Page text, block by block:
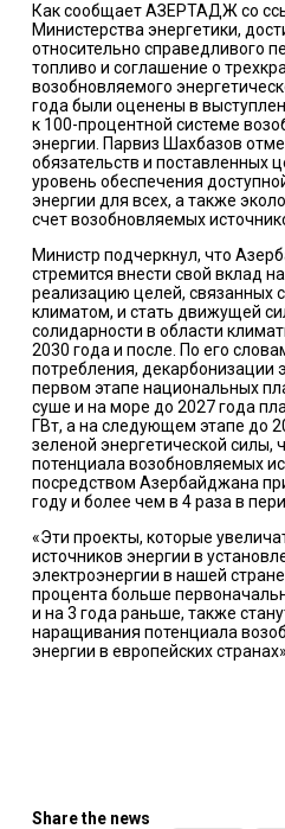
Как сообщает АЗЕРТАДЖ со
Министерства энергетики,
относительно справедливого
топливо и соглашение о
возобновляемого
года были оценены в
к 100-процентной системе
энергии. Парвиз Шахбазов
обязательств и поставленных
уровень обеспечения
энергии для всех, а также
счет возобновляемых
Министр подчеркнул, что
стремится внести свой вклад
реализацию целей, связанных
климатом, и стать движущей
солидарности в области
2030 года и после. По его
потребления, декарбонизации
первом этапе национальных
суше и на море до 2027 года
ГВт, а на следующем этапе до
зеленой энергетической силы,
потенциала возобновляемых
посредством Азербайджана
году и более чем в 4 раза в
«Эти проекты, которые
источников энергии в
электроэнергии в нашей
процента больше
и на 3 года раньше, также
наращивания потенциала
энергии в европейских
Share the news